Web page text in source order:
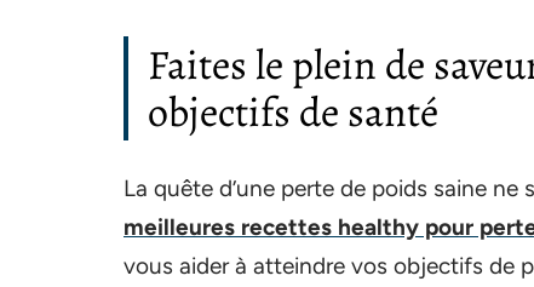
Faites le plein de
objectifs de santé
La quête d’une perte de poids saine ne
meilleures recettes healthy pour
vous aider à atteindre vos objectifs de